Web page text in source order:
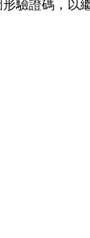
驗證碼，以